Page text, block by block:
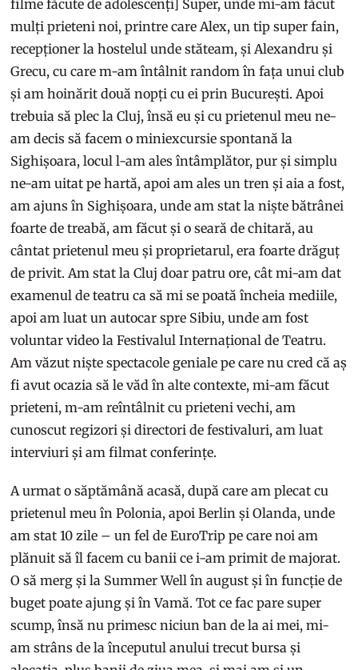
filme făcute de adolescenți] Super, unde mi-am făcut
mulți prieteni noi, printre care Alex, un tip super fain,
recepționer la hostelul unde stăteam, și Alexandru și
Grecu, cu care m-am întâlnit random în fața unui club
și am hoinărit două nopți cu ei prin București. Apoi
trebuia să plec la Cluj, însă eu și cu prietenul meu ne-
am decis să facem o miniexcursie spontană la
Sighișoara, locul l-am ales întâmplător, pur și simplu
ne-am uitat pe hartă, apoi am ales un tren și aia a fost,
am ajuns în Sighișoara, unde am stat la niște bătrânei
foarte de treabă, am făcut și o seară de chitară, au
cântat prietenul meu și proprietarul, era foarte drăguț
de privit. Am stat la Cluj doar patru ore, cât mi-am dat
examenul de teatru ca să mi se poată încheia mediile,
apoi am luat un autocar spre Sibiu, unde am fost
voluntar video la Festivalul Internațional de Teatru.
Am văzut niște spectacole geniale pe care nu cred că aș
fi avut ocazia să le văd în alte contexte, mi-am făcut
prieteni, m-am reîntâlnit cu prieteni vechi, am
cunoscut regizori și directori de festivaluri, am luat
interviuri și am filmat conferințe.
A urmat o săptămână acasă, după care am plecat cu
prietenul meu în Polonia, apoi Berlin și Olanda, unde
am stat 10 zile – un fel de EuroTrip pe care noi am
plănuit să îl facem cu banii ce i-am primit de majorat.
O să merg și la Summer Well în august și în funcție de
buget poate ajung și în Vamă. Tot ce fac pare super
scump, însă nu primesc niciun ban de la ai mei, mi-
am strâns de la începutul anului trecut bursa și